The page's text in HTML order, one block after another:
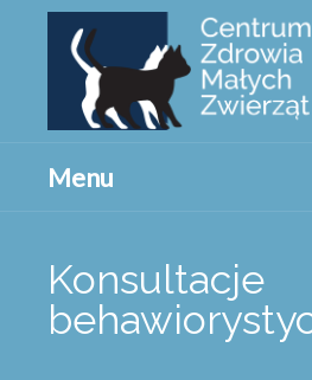
Menu
Konsultacje